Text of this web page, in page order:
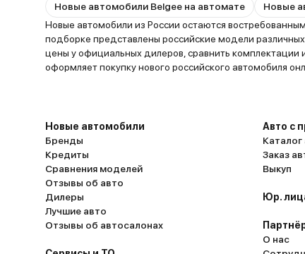
Новые автомобили Belgee на автомате
Новые автомобили из России остаются
подборке представлены российские модели
цены у официальных дилеров, сравнить комплектации
оформляет покупку нового российского автомобиля
Новые автомобили
Бренды
Кредиты
Сравнения моделей
Отзывы об авто
Дилеры
Лучшие авто
Отзывы об автосалонах
Авто с
Заказ
Выкуп
Юр.
О нас